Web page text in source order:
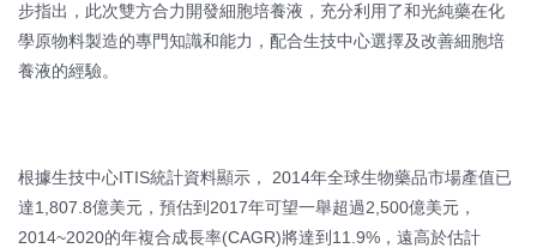
步指出，此次雙方合力開發細胞培養液，充分利用了和光純藥在化
學原物料製造的專門知識和能力，配合生技中心選擇及改善細胞培
養液的經驗。
根據生技中心ITIS統計資料顯示， 2014年全球生物藥品市場產值已
達1,807.8億美元，預估到2017年可望一舉超過2,500億美元，
2014~2020的年複合成長率(CAGR)將達到11.9%，遠高於估計